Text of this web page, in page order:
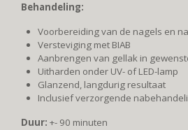
Behandeling:
Voorbereiding van de nagels en
Versteviging met BIAB
Aanbrengen van gellak in
Uitharden onder UV- of LED-lamp
Glanzend, langdurig resultaat
Inclusief verzorgende
Duur: +- 90 minuten